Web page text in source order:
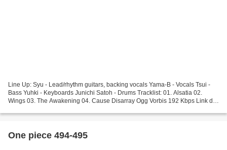
Line Up: Syu - Lead/rhythm guitars, backing vocals Yama-B - Vocals Tsui -
Bass Yuhki - Keyboards Junichi Satoh - Drums Tracklist: 01. Alsatia 02.
Wings 03. The Awakening 04. Cause Disarray Ogg Vorbis 192 Kbps Link de
One piece 494-495